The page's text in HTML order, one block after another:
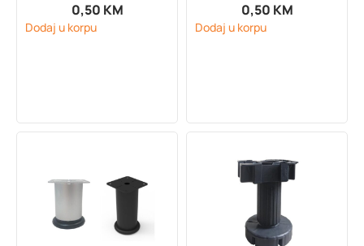
0,50 KM
Dodaj u korpu
0,50 KM
Dodaj u korpu